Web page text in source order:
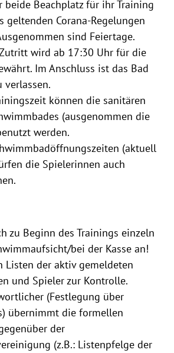
beide Beachplatz für ihr Training
geltenden Corana-Regelungen
sind Feiertage.
wird ab 17:30 Uhr für die
Im Anschluss ist das Bad
verlassen.
können die sanitären
(ausgenommen die
werden.
(aktuell
die Spielerinnen auch
zu Beginn des Trainings einzeln
bei der Kasse an!
Listen der aktiv gemeldeten
und Spieler zur Kontrolle.
(Festlegung über
übernimmt die formellen
der
(z.B.: Listenpfelge der